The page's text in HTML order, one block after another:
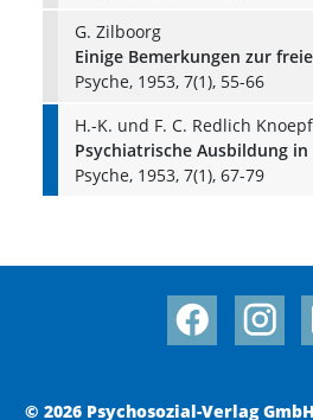
G. Zilboorg
Einige Bemerkungen zur
Psyche, 1953, 7(1), 55-66
H.-K. und F. C. Redlich
Psychiatrische Ausbildung in
Psyche, 1953, 7(1), 67-79
© 2026 Psychosozial-Verlag